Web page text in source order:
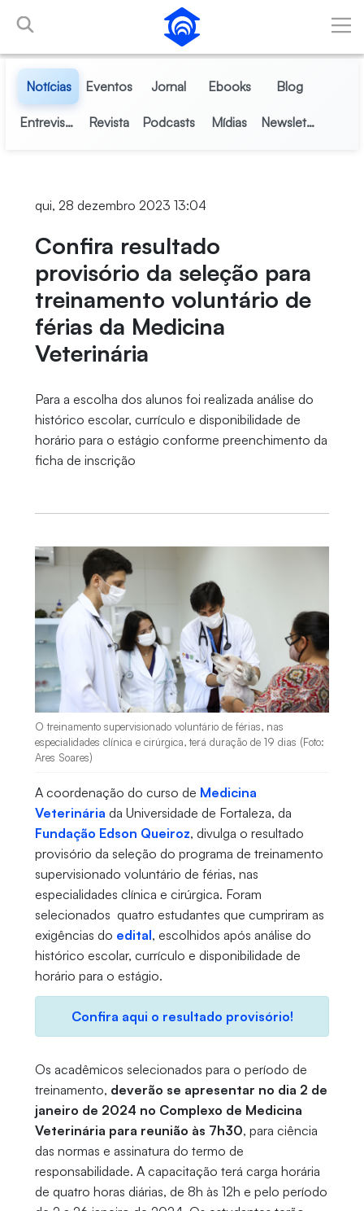
Pular para o Conteúdo principal
Notícias Eventos Jornal Ebooks Blog
Entrevistas Revista Podcasts Mídias Newsletter
qui, 28 dezembro 2023 13:04
Confira resultado
provisório da seleção para
treinamento voluntário de
férias da Medicina
Veterinária
Para a escolha dos alunos foi realizada análise do
histórico escolar, currículo e disponibilidade de
horário para o estágio conforme preenchimento da
ficha de inscrição
O treinamento supervisionado voluntário de férias, nas
especialidades clínica e cirúrgica, terá duração de 19 dias (Foto:
Ares Soares)
A coordenação do curso de Medicina
Veterinária da Universidade de Fortaleza, da
Fundação Edson Queiroz, divulga o resultado
provisório da seleção do programa de treinamento
supervisionado voluntário de férias, nas
especialidades clínica e cirúrgica. Foram
selecionados quatro estudantes que cumpriram as
exigências do edital, escolhidos após análise do
histórico escolar, currículo e disponibilidade de
horário para o estágio.
Confira aqui o resultado provisório!
Os acadêmicos selecionados para o período de
treinamento, deverão se apresentar no dia 2 de
janeiro de 2024 no Complexo de Medicina
Veterinária para reunião às 7h30, para ciência
das normas e assinatura do termo de
responsabilidade. A capacitação terá carga horária
de quatro horas diárias, de 8h às 12h e pelo período